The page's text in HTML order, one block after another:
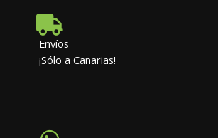
Envíos
¡Sólo a Canarias!